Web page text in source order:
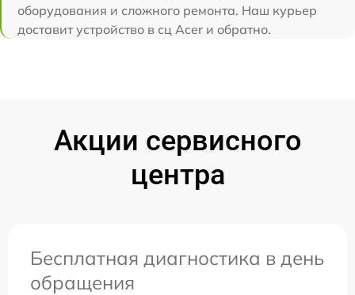
оборудования и сложного ремонта. Наш курьер
доставит устройство в сц Acer и обратно.
Акции сервисного
центра
Бесплатная диагностика в день
обращения